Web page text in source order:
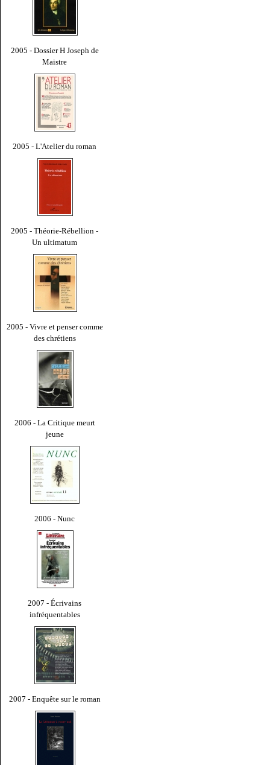
2005 - Dossier H Joseph de
Maistre
2005 - L'Atelier du roman
2005 - Théorie-Rébellion -
Un ultimatum
2005 - Vivre et penser comme
des chrétiens
2006 - La Critique meurt
jeune
2006 - Nunc
2007 - Écrivains
infréquentables
2007 - Enquête sur le roman